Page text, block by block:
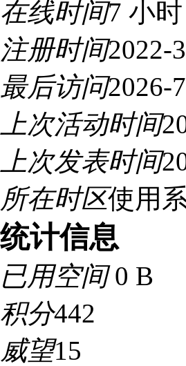
在线时间7 小时
注册时间2022-
最后访问2026-
上次活动时间
上次发表时间
所在时区使用
统计信息
已用空间0 B
积分442
威望15